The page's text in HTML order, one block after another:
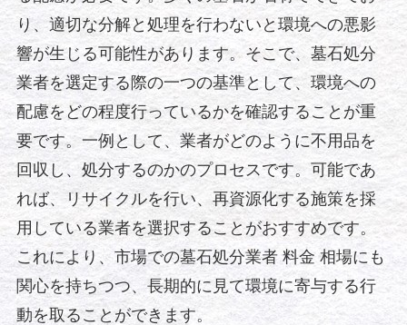
り、適切な分解と処理を行わないと環境への悪影
響が生じる可能性があります。そこで、墓石処分
業者を選定する際の一つの基準として、環境への
配慮をどの程度行っているかを確認することが重
要です。一例として、業者がどのように不用品を
回収し、処分するのかのプロセスです。可能であ
れば、リサイクルを行い、再資源化する施策を採
用している業者を選択することがおすすめです。
これにより、市場での墓石処分業者 料金 相場にも
関心を持ちつつ、長期的に見て環境に寄与する行
動を取ることができます。